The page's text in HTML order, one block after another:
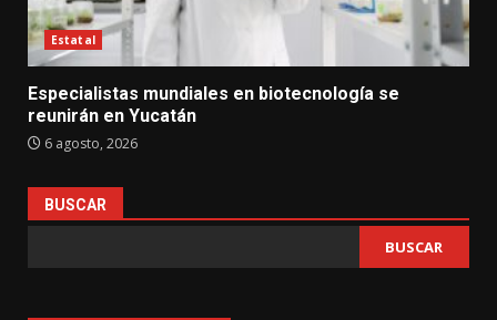
Estatal
Especialistas mundiales en biotecnología se
reunirán en Yucatán
6 agosto, 2026
BUSCAR
BUSCAR